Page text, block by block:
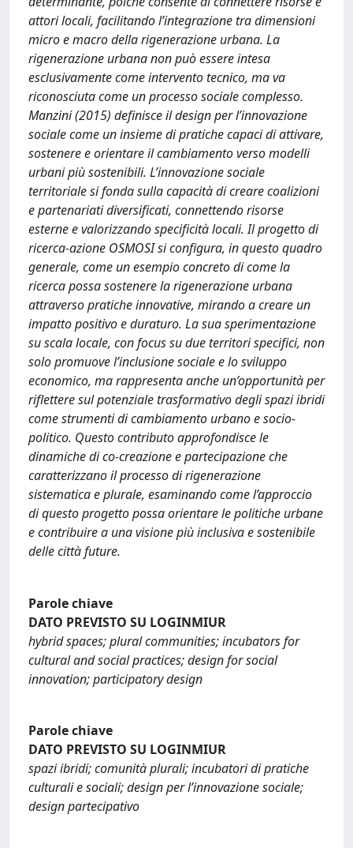
attori locali, facilitando l’integrazione tra dimensioni
micro e macro della rigenerazione urbana. La
rigenerazione urbana non può essere intesa
esclusivamente come intervento tecnico, ma va
riconosciuta come un processo sociale complesso.
Manzini (2015) definisce il design per l’innovazione
sociale come un insieme di pratiche capaci di attivare,
sostenere e orientare il cambiamento verso modelli
urbani più sostenibili. L’innovazione sociale
territoriale si fonda sulla capacità di creare coalizioni
e partenariati diversificati, connettendo risorse
esterne e valorizzando specificità locali. Il progetto di
ricerca-azione OSMOSI si configura, in questo quadro
generale, come un esempio concreto di come la
ricerca possa sostenere la rigenerazione urbana
attraverso pratiche innovative, mirando a creare un
impatto positivo e duraturo. La sua sperimentazione
su scala locale, con focus su due territori specifici, non
solo promuove l’inclusione sociale e lo sviluppo
economico, ma rappresenta anche un’opportunità per
riflettere sul potenziale trasformativo degli spazi ibridi
come strumenti di cambiamento urbano e socio-
politico. Questo contributo approfondisce le
dinamiche di co-creazione e partecipazione che
caratterizzano il processo di rigenerazione
sistematica e plurale, esaminando come l’approccio
di questo progetto possa orientare le politiche urbane
e contribuire a una visione più inclusiva e sostenibile
delle città future.
Parole chiave
DATO PREVISTO SU LOGINMIUR
hybrid spaces; plural communities; incubators for
cultural and social practices; design for social
innovation; participatory design
Parole chiave
DATO PREVISTO SU LOGINMIUR
spazi ibridi; comunità plurali; incubatori di pratiche
culturali e sociali; design per l’innovazione sociale;
design partecipativo